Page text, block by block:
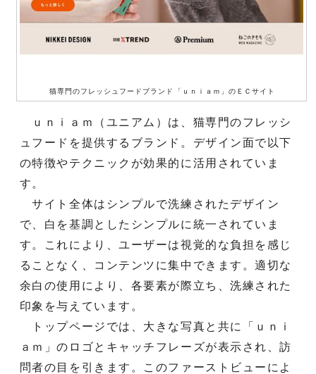
猫専門のフレッシュフードブランド「ｕｎｉａｍ」のＥＣサイト
ｕｎｉａｍ（ユニアム）は、猫専門のフレッシ
ュフードを提供するブランド。デザイン面で以下
の特徴やテクニックが効果的に活用されていま
す。
サイト全体はシンプルで洗練されたデザイン
で、白を基調としたシンプルに統一されていま
す。これにより、ユーザーは視覚的な負担を感じ
ることなく、コンテンツに集中できます。適切な
余白の使用により、各要素が際立ち、洗練された
印象を与えています。
トップページでは、大きな写真と共に「ｕｎｉ
ａｍ」のロゴとキャッチフレーズが表示され、訪
問者の目を引きます。このファーストビューによ